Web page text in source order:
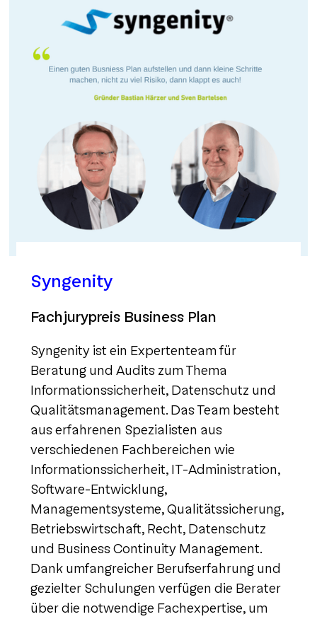
Syngenity
Fachjurypreis Business Plan
Syngenity ist ein Expertenteam für
Beratung und Audits zum Thema
Informationssicherheit, Datenschutz und
Qualitätsmanagement. Das Team besteht
aus erfahrenen Spezialisten aus
verschiedenen Fachbereichen wie
Informationssicherheit, IT-Administration,
Software-Entwicklung,
Managementsysteme, Qualitätssicherung,
Betriebswirtschaft, Recht, Datenschutz
und Business Continuity Management.
Dank umfangreicher Berufserfahrung und
gezielter Schulungen verfügen die Berater
über die notwendige Fachexpertise, um